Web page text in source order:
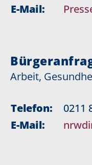
E-Mail:
Arbeit,
Telefon:
0211
E-Mail: